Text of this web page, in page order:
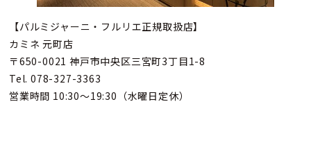
【パルミジャーニ・フルリエ正規取扱店】
カミネ 元町店
〒650-0021 神戸市中央区三宮町3丁目1-8
Tel. 078-327-3363
営業時間 10:30～19:30（水曜日定休）